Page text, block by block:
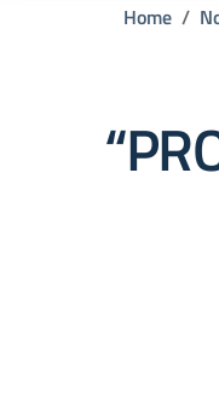
Home